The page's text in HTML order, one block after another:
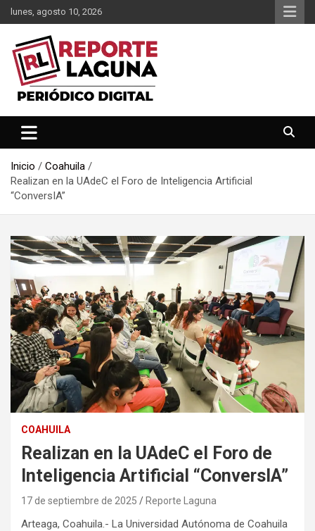
Saltar
al
contenido
lunes, agosto 10, 2026
Reporte Laguna
Inicio
Coahuila
Realizan en la UAdeC el Foro de Inteligencia Artificial
“ConversIA”
COAHUILA
Realizan en la UAdeC el Foro de
Inteligencia Artificial “ConversIA”
17 de septiembre de 2025 Reporte Laguna
Arteaga, Coahuila.- La Universidad Autónoma de Coahuila